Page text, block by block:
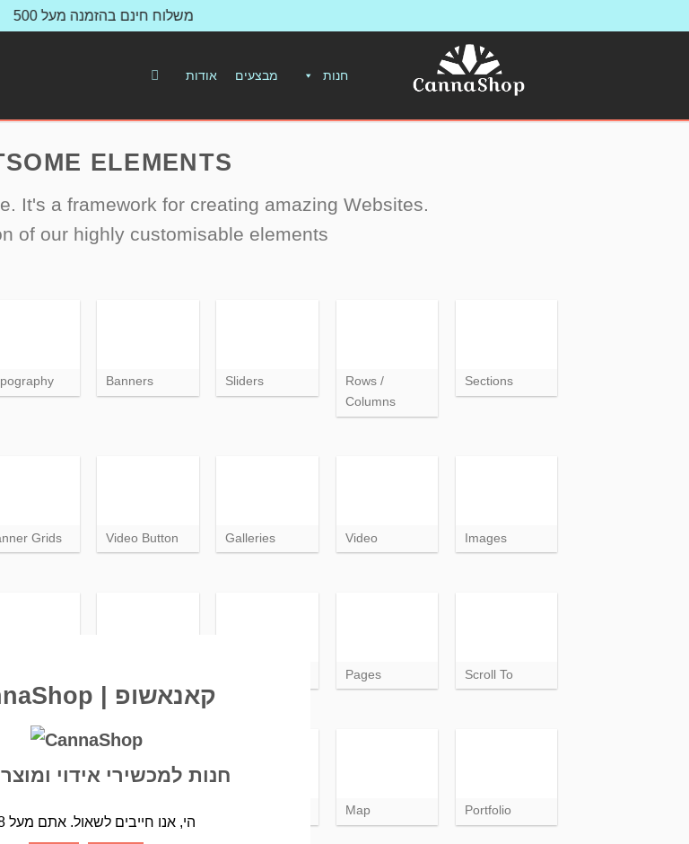
CannaShop | קאנאשופ
חנות למכשירי אידוי
? הי, אנו חייבים לשאול. אתם מעל 18
משלוח חינם בהזמנה מעל 500 ש"ח!
חנות מבצעים אודות
ELEMENTS
It's a framework for creating amazing Websites.
of our highly customisable elements.
Sections
Rows /
Columns
Sliders
Banners
Images
Video
Galleries
Video Button
Grids
Scroll To
Pages
Portfolio
Map
Categories